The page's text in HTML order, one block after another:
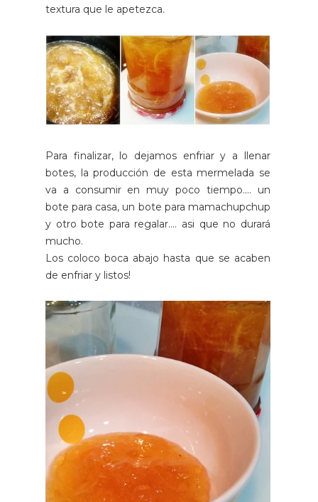
textura que le apetezca.
Para finalizar, lo dejamos enfriar y a llenar
botes, la producción de esta mermelada se
va a consumir en muy poco tiempo.... un
bote para casa, un bote para mamachupchup
y otro bote para regalar.... asi que no durará
mucho.
Los coloco boca abajo hasta que se acaben
de enfriar y listos!